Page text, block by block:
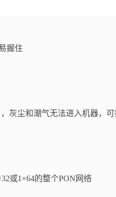
握住
灰尘和潮气无法进入机器，
或1×64的整个PON网络